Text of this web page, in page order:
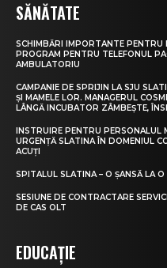
SĂNĂTATE
SCHIMBĂRI IMPORTANTE PENTRU
PROGRAM PENTRU TELEFONUL
AMBULATORIU
CAMPANIE DE SPRIJIN LA SJU
ȘI MAMELE LOR. MANAGERUL
LÂNGĂ INCUBATOR ZÂMBEȘTE,
INSTRUIRE PENTRU PERSONALUL
URGENȚĂ SLATINA ÎN DOMENIUL
ACUȚI
SPITALUL SLATINA – O ȘANSĂ LA
SESIUNE DE CONTRACTARE
DE CAS OLT
EDUCAȚIE